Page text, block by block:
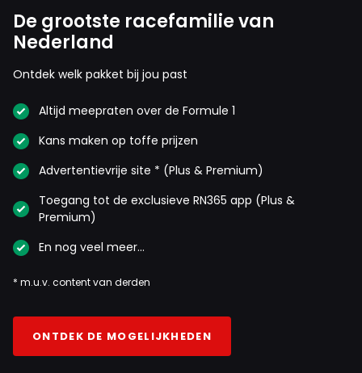
De grootste racefamilie van
Nederland
Ontdek welk pakket bij jou past
Altijd meepraten over de Formule 1
Kans maken op toffe prijzen
Advertentievrije site * (Plus & Premium)
Toegang tot de exclusieve RN365 app (Plus &
Premium)
En nog veel meer…
* m.u.v. content van derden
ONTDEK DE MOGELIJKHEDEN